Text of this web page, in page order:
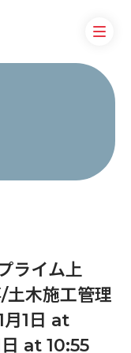
ライム上
土木施工管理
1日 at
at 10:55